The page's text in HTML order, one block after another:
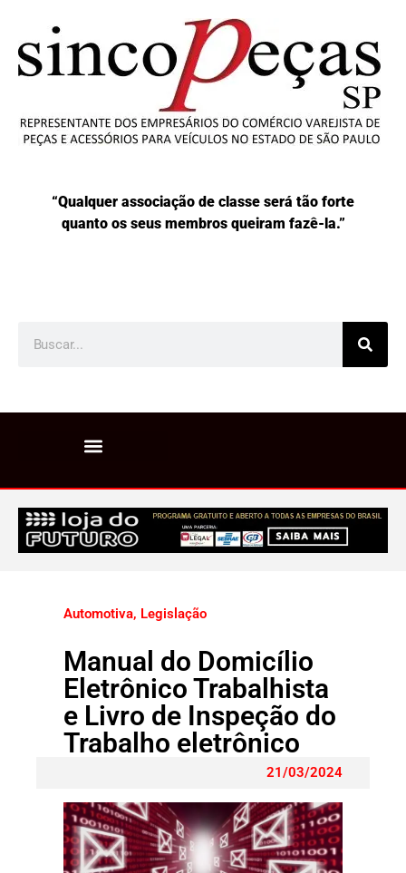
“Qualquer associação de classe será tão forte
quanto os seus membros queiram fazê-la.”
Automotiva, Legislação
Manual do Domicílio
Eletrônico Trabalhista
e Livro de Inspeção do
Trabalho eletrônico
21/03/2024